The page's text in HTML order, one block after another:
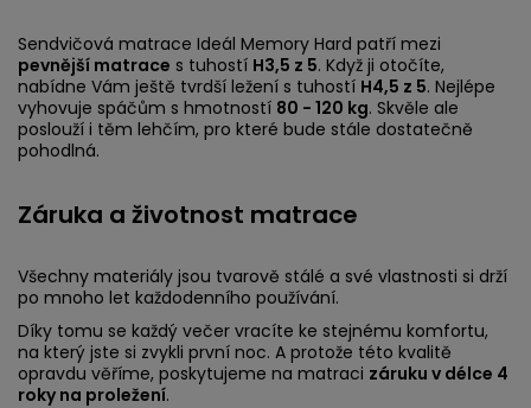
Sendvičová matrace Ideál Memory Hard patří mezi
pevnější matrace s tuhostí H3,5 z 5. Když ji otočíte,
nabídne Vám ještě tvrdší ležení s tuhostí H4,5 z 5. Nejlépe
vyhovuje spáčům s hmotností 80 - 120 kg. Skvěle ale
poslouží i těm lehčím, pro které bude stále dostatečně
pohodlná.
Záruka a životnost matrace
Všechny materiály jsou tvarově stálé a své vlastnosti si drží
po mnoho let každodenního používání.
Díky tomu se každý večer vracíte ke stejnému komfortu,
na který jste si zvykli první noc. A protože této kvalitě
opravdu věříme, poskytujeme na matraci záruku v délce 4
roky na proležení.